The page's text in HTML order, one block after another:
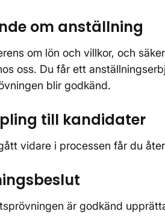
om anställning
om lön och villkor, och
oss. Du får ett
blir godkänd.
till kandidater
vidare i processen får du
är godkänd